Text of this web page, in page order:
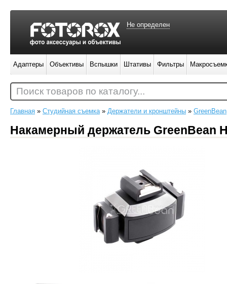
Главная » Студийная съемка» Держатели и кронштейны » GreenBean
Накамерный держатель GreenBean
Не определен
Адаптеры Объективы Вспышки Штативы Фильтры
Поиск товаров по каталогу...